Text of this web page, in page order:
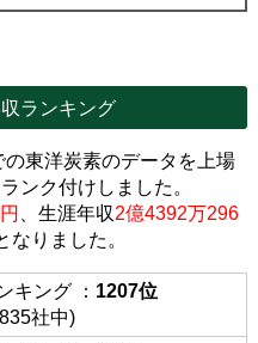
ランキング
東洋炭素のデータを上場
ンク付けしました。
、生涯年収2億4392万296
りました。
キング ： 1207位
社中)